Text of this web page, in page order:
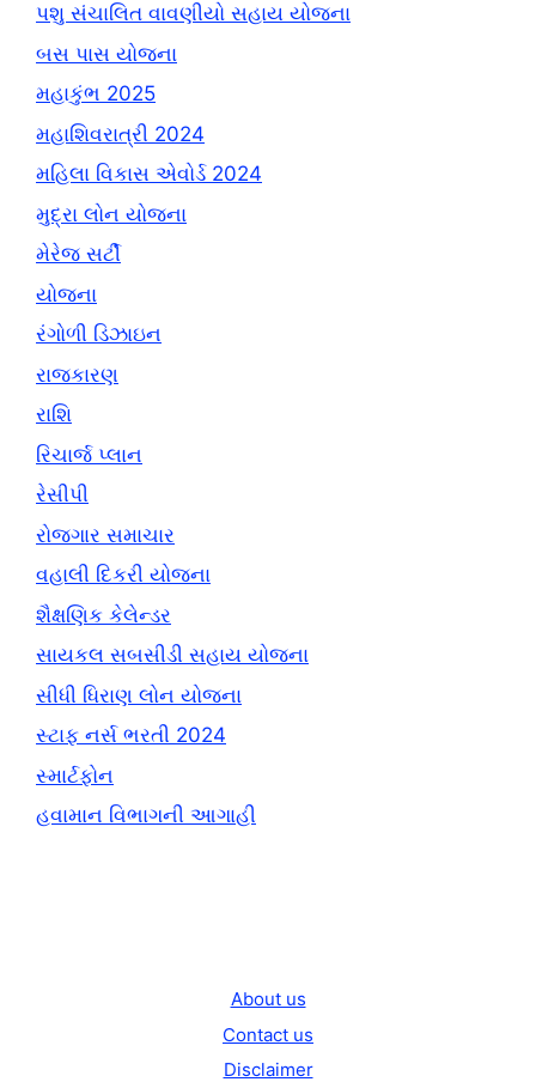
પશુ સંચાલિત વાવણીયો સહાય યોજના
બસ પાસ યોજના
મહાકુંભ 2025
મહાશિવરાત્રી 2024
મહિલા વિકાસ એવોર્ડ 2024
મુદ્રા લોન યોજના
મેરેજ સર્ટી
યોજના
રંગોળી ડિઝાઇન
રાજકારણ
રાશિ
રિચાર્જ પ્લાન
રેસીપી
રોજગાર સમાચાર
વહાલી દિકરી યોજના
શૈક્ષણિક કેલેન્ડર
સાયકલ સબસીડી સહાય યોજના
સીધી ધિરાણ લોન યોજના
સ્ટાફ નર્સ ભરતી 2024
સ્માર્ટફોન
હવામાન વિભાગની આગાહી
About us
Contact us
Disclaimer